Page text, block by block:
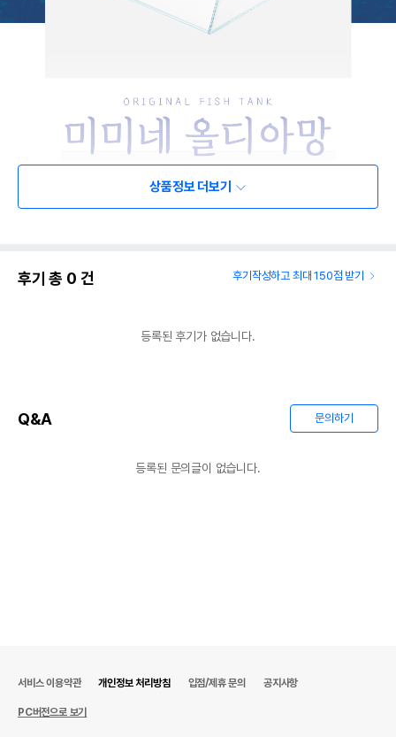
상품정보 더보기
후기 총 0 건 후기작성하고 최대 150점 받기
등록된 후기가 없습니다.
Q&A 문의하기
등록된 문의글이 없습니다.
서비스 이용약관 개인정보 처리방침 입점/제휴 문의 공지사항
PC버전으로 보기